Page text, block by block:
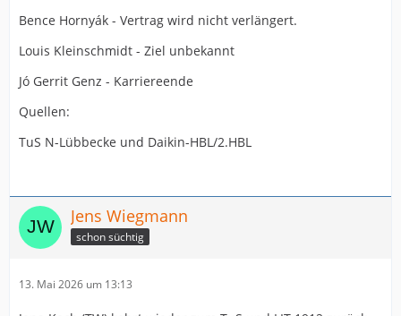
Bence Hornyák - Vertrag wird nicht verlängert.
Louis Kleinschmidt - Ziel unbekannt
Jó Gerrit Genz - Karriereende
Quellen:
TuS N-Lübbecke und Daikin-HBL/2.HBL
Jens Wiegmann
schon süchtig
13. Mai 2026 um 13:13